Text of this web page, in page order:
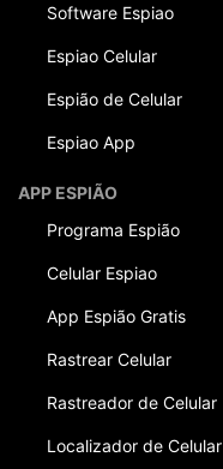
Software Espiao
Espiao Celular
Espião de Celular
Espiao App
APP ESPIÃO
Programa Espião
Celular Espiao
App Espião Gratis
Rastrear Celular
Rastreador de Celular
Localizador de Celular